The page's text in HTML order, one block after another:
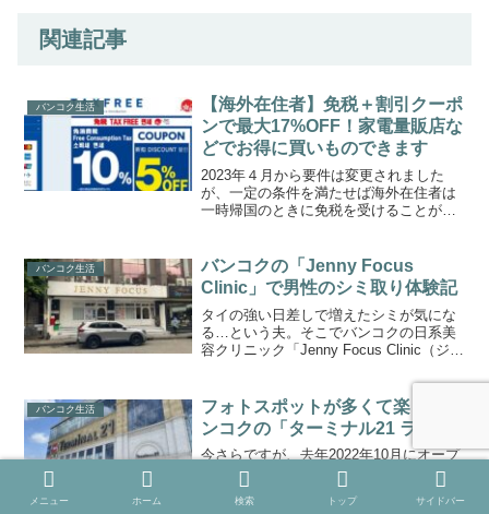
関連記事
バンコク生活
【海外在住者】免税＋割引クーポ
ンで最大17%OFF！家電量販店な
どでお得に買いものできます
2023年４月から要件は変更されました
が、一定の条件を満たせば海外在住者は
一時帰国のときに免税を受けることがで
売店、ドラッグストアだと、ポイントは
つきませんが割引クー...
バンコク生活
バンコクの「Jenny Focus
Clinic」で男性のシミ取り体験記
タイの強い日差しで増えたシミが気にな
る…という夫。そこでバンコクの日系美
容クリニック「Jenny Focus Clinic（ジェ
りをしてきました。シミ取りというと女
性の方が受けられる方が多いかと思いま
すが...
バンコク生活
フォトスポットが多くて楽しいバ
ンコクの「ターミナル21 ラマ3」
今さらですが、去年2022年10月にオープ
ンしたターミナル21 ラマ3へ行きまし
た。先月、コラートのターミナル21へ行
き、そういえばバンコクのラマ3店はまだ
メニュー ホーム 検索 トップ サイドバー